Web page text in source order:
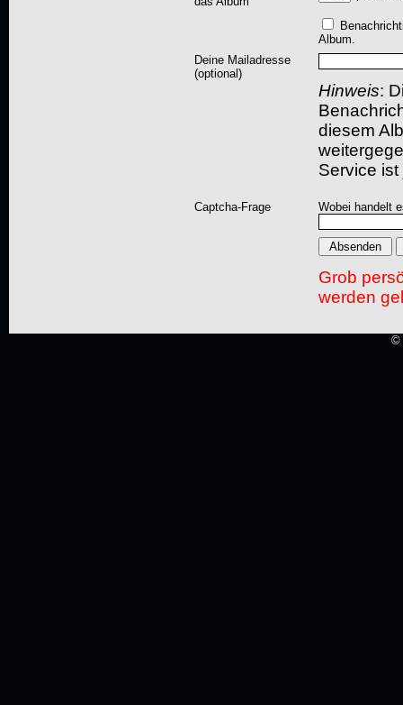
Album.
Deine Mailadresse
(optional)
Hinweis:
diesem
Service
Captcha-Frage Wobei handelt
Grob
werden
©